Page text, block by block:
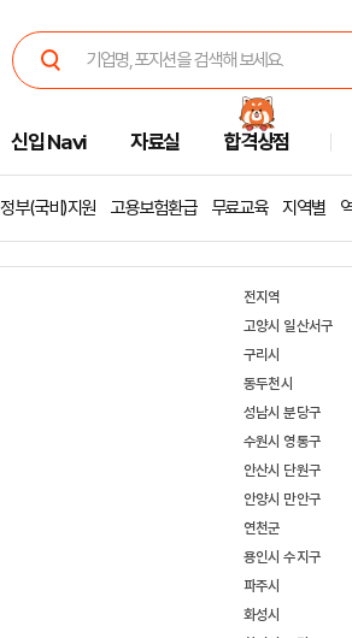
신입 Navi 자료실 합격상점
정부(국비)지원 고용보험환급 무료교육 지역별
전지역
고양시 일산서구
구리시
동두천시
성남시 분당구
수원시 영통구
안산시 단원구
안양시 만안구
연천군
용인시 수지구
파주시
화성시